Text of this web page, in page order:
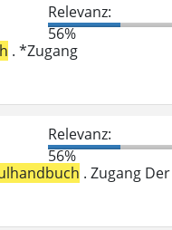
Relevanz:
56%
. *Zugang
Relevanz:
56%
. Zugang Der